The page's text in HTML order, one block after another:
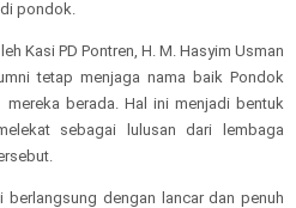
pondok.
Kasi PD Pontren, H. M. Hasyim Usman
tetap menjaga nama baik Pondok
mereka berada. Hal ini menjadi bentuk
sebagai lulusan dari lembaga
berlangsung dengan lancar dan penuh